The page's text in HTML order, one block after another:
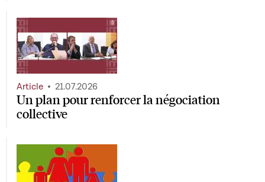
Un plan pour renforcer la négociation
collective
Article 21.07.2026